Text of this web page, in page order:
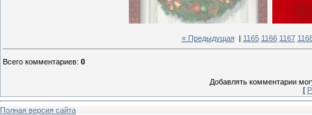
« Предыдущая| 1165 1166 1167
Всего комментариев: 0
Добавлять комментарии
[
Полная версия сайта